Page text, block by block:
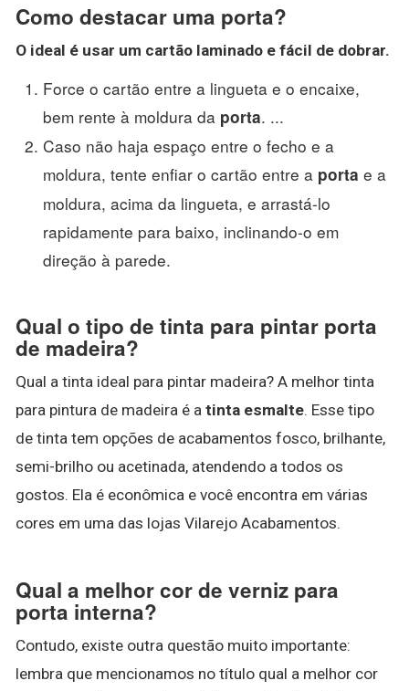
Como destacar uma porta?
O ideal é usar um cartão laminado e fácil de dobrar.
Force o cartão entre a lingueta e o encaixe,
bem rente à moldura da porta. ...
Caso não haja espaço entre o fecho e a
moldura, tente enfiar o cartão entre a porta e a
moldura, acima da lingueta, e arrastá-lo
rapidamente para baixo, inclinando-o em
direção à parede.
Qual o tipo de tinta para pintar porta
de madeira?
Qual a tinta ideal para pintar madeira? A melhor tinta
para pintura de madeira é a tinta esmalte. Esse tipo
de tinta tem opções de acabamentos fosco, brilhante,
semi-brilho ou acetinada, atendendo a todos os
gostos. Ela é econômica e você encontra em várias
cores em uma das lojas Vilarejo Acabamentos.
Qual a melhor cor de verniz para
porta interna?
Contudo, existe outra questão muito importante:
lembra que mencionamos no título qual a melhor cor